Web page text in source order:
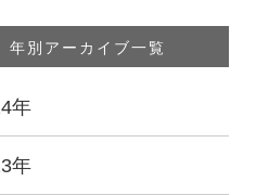
年別アーカイブ一覧
年
年